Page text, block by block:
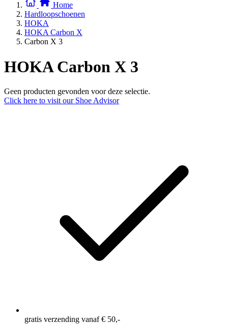
Home
Hardloopschoenen
HOKA
HOKA Carbon X
Carbon X 3
HOKA Carbon X 3
Geen producten gevonden voor deze selectie.
Click here to visit our Shoe Advisor
gratis verzending vanaf € 50,-